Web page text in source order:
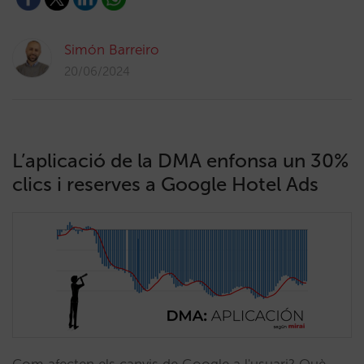
Simón Barreiro
20/06/2024
L’aplicació de la DMA enfonsa un 30%
clics i reserves a Google Hotel Ads